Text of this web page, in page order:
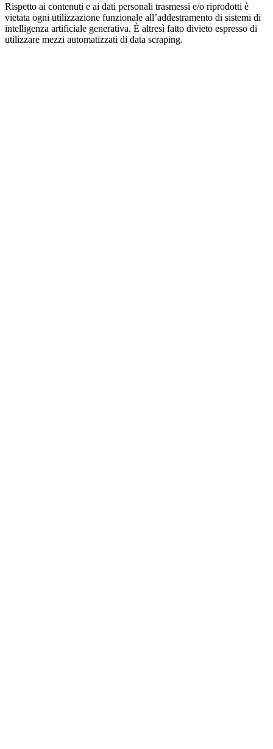
Rispetto ai contenuti e ai dati personali trasmessi e/o riprodotti è
vietata ogni utilizzazione funzionale all’addestramento di sistemi di
intelligenza artificiale generativa. È altresì fatto divieto espresso di
utilizzare mezzi automatizzati di data scraping.